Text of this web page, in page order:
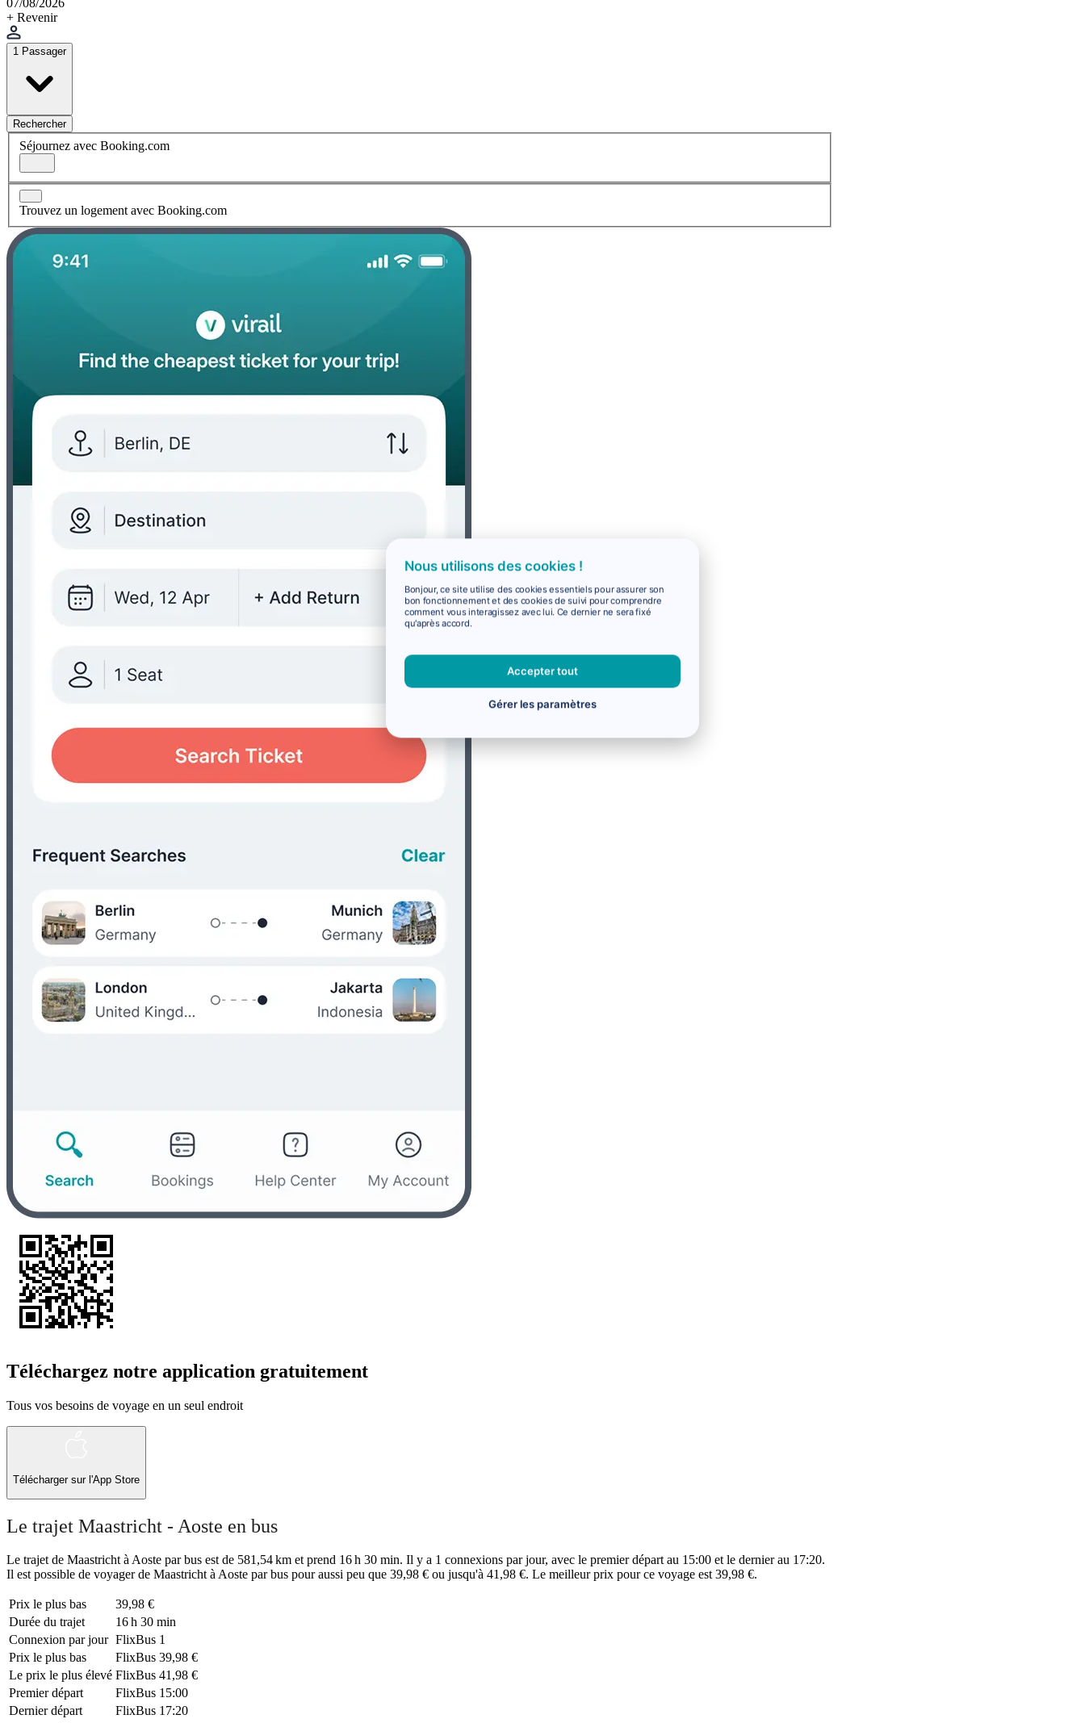
07/08/2026
+ Revenir
1 Passager
Rechercher
Séjournez avec Booking.com
Trouvez un logement avec Booking.com
Téléchargez notre application gratuitement
Tous vos besoins de voyage en un seul endroit
Télécharger sur l'App Store
Le trajet Maastricht - Aoste en bus
Le trajet de Maastricht à Aoste par bus est de 581,54 km et prend 16 h 30 min. Il y a 1 connexions par jour, avec le premier départ au 15:00 et le dernier au 17:20.
Il est possible de voyager de Maastricht à Aoste par bus pour aussi peu que 39,98 € ou jusqu'à 41,98 €. Le meilleur prix pour ce voyage est 39,98 €.
Prix ​​le plus bas
39,98 €
Durée du trajet
16 h 30 min
Connexion par jour FlixBus 1
Prix ​​le plus bas
FlixBus 39,98 €
Le prix le plus élevé FlixBus 41,98 €
Premier départ
FlixBus 15:00
Dernier départ
FlixBus 17:20
Nous utilisons des cookies !
Bonjour, ce site utilise des cookies essentiels pour assurer son
bon fonctionnement et des cookies de suivi pour comprendre
comment vous interagissez avec lui. Ce dernier ne sera fixé
qu'après accord.
Accepter tout
Gérer les paramètres